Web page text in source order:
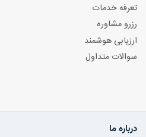
تعرفه خدمات
رزرو مشاوره
ارزیابی هوشمند
سوالات متداول
درباره ما